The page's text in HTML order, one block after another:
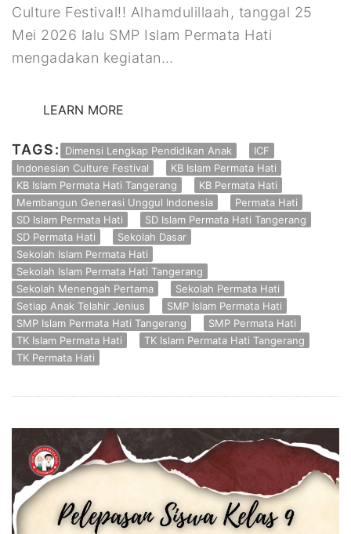
Culture Festival!! Alhamdulillaah, tanggal 25
Mei 2026 lalu SMP Islam Permata Hati
mengadakan kegiatan…
LEARN MORE
TAGS: Dimensi Lengkap Pendidikan Anak
ICF
Indonesian Culture Festival
KB Islam Permata Hati
KB Islam Permata Hati Tangerang
KB Permata Hati
Membangun Generasi Unggul Indonesia
Permata Hati
SD Islam Permata Hati
SD Islam Permata Hati Tangerang
SD Permata Hati
Sekolah Dasar
Sekolah Islam Permata Hati
Sekolah Islam Permata Hati Tangerang
Sekolah Menengah Pertama
Sekolah Permata Hati
Setiap Anak Telahir Jenius
SMP Islam Permata Hati
SMP Islam Permata Hati Tangerang
SMP Permata Hati
TK Islam Permata Hati
TK Islam Permata Hati Tangerang
TK Permata Hati